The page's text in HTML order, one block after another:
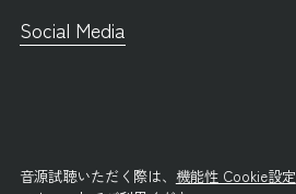
Social Media
音源試聴いただく際は、 機能性 Cookie設定